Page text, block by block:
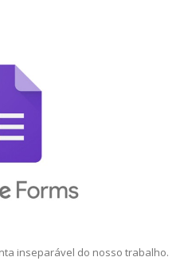
inseparável do nosso trabalho.